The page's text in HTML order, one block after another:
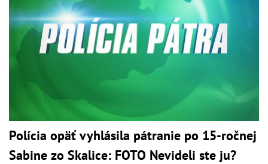
Polícia opäť vyhlásila pátranie po 15-ročnej
Sabine zo Skalice: FOTO Nevideli ste ju?